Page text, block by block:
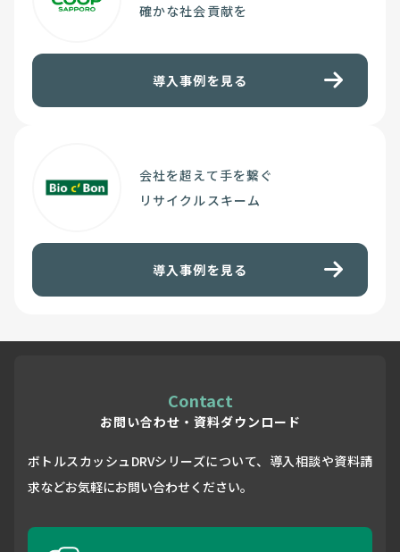
確かな社会貢献を
導入事例を見る
会社を超えて手を繋ぐ
リサイクルスキーム
導入事例を見る
Contact
お問い合わせ・資料ダウンロード
ボトルスカッシュDRVシリーズについて、導入相談や資料請
求などお気軽にお問い合わせください。